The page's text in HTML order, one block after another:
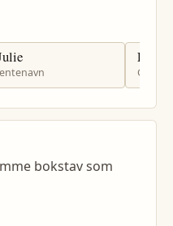
Emil
bokstav som